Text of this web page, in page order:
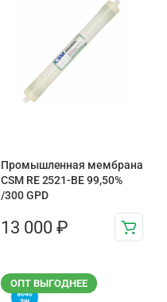
Промышленная мембрана
CSM RE 2521-BE 99,50%
/300 GPD
13 000 ₽
ОПТ ВЫГОДНЕЕ